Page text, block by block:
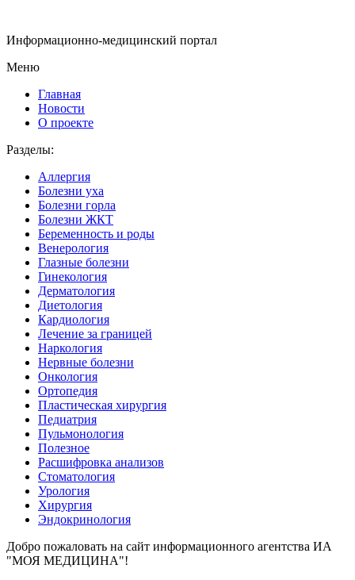
Информационно-медицинский портал
Меню
Главная
Новости
О проекте
Разделы:
Аллергия
Болезни уха
Болезни горла
Болезни ЖКТ
Беременность и роды
Венерология
Глазные болезни
Гинекология
Дерматология
Диетология
Кардиология
Лечение за границей
Наркология
Нервные болезни
Онкология
Ортопедия
Пластическая хирургия
Педиатрия
Пульмонология
Полезное
Расшифровка анализов
Стоматология
Урология
Хирургия
Эндокринология
Добро пожаловать на сайт информационного агентства ИА
"МОЯ МЕДИЦИНА"!